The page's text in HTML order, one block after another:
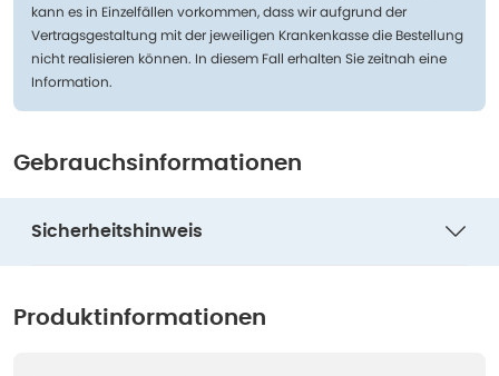
kann es in Einzelfällen vorkommen, dass wir aufgrund der
Vertragsgestaltung mit der jeweiligen Krankenkasse die Bestellung
nicht realisieren können. In diesem Fall erhalten Sie zeitnah eine
Information.
Gebrauchsinformationen
Sicherheitshinweis
Produktinformationen